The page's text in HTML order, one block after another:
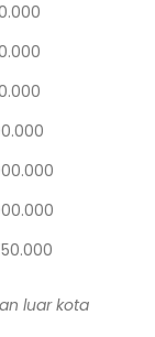
luar kota